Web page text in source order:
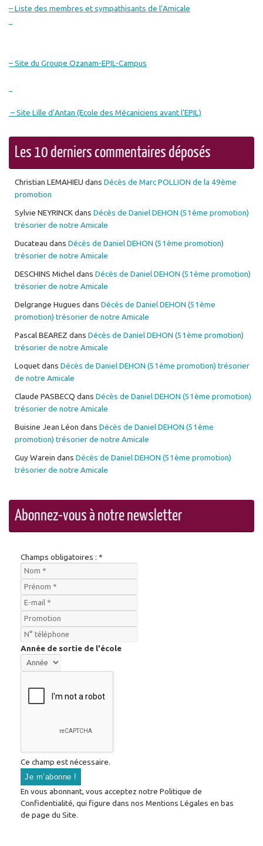
– Liste des membres et sympathisants de l’Amicale
– Site du Groupe Ozanam-EPIL-Campus
– Site Lille d’Antan (Ecole des Mécaniciens avant l’EPIL)
Les 10 derniers commentaires déposés
Christian LEMAHIEU dans Décès de Marc POLLION de la 49ème
promotion
Sylvie NEYRINCKdans Décès de Daniel DEHON (51ème promotion)
trésorier de notre Amicale
Ducateau dans Décès de Daniel DEHON (51ème promotion)
trésorier de notre Amicale
DESCHINS Micheldans Décès de Daniel DEHON (51ème promotion)
trésorier de notre Amicale
Delgrange Hugues dans Décès de Daniel DEHON (51ème
promotion) trésorier de notre Amicale
Pascal BEAREZ dans Décès de Daniel DEHON (51ème promotion)
trésorier de notre Amicale
Loquetdans Décès de Daniel DEHON (51ème promotion) trésorier
de notre Amicale
Claude PASBECQ dans Décès de Daniel DEHON (51ème promotion)
trésorier de notre Amicale
Buisine Jean Léon dans Décès de Daniel DEHON (51ème
promotion) trésorier de notre Amicale
Guy Warein dans Décès de Daniel DEHON (51ème promotion)
trésorier de notre Amicale
Abonnez-vous à notre newsletter
Champs obligatoires : *
Année de sortie de l'école
Ce champ est nécessaire.
En vous abonnant, vous acceptez notre Politique de
Confidentialité, qui figure dans nos Mentions Légales en bas
de page du Site.